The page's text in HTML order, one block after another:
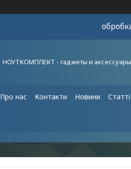
НОУТКОМПЛЕКТ - гаджеты и аксессуары
Про нас Контакти Новини Статті